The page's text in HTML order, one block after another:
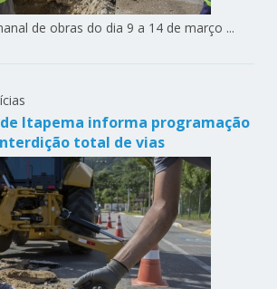
de obras do dia 9 a 14 de março ...
de Itapema informa programação
total de vias